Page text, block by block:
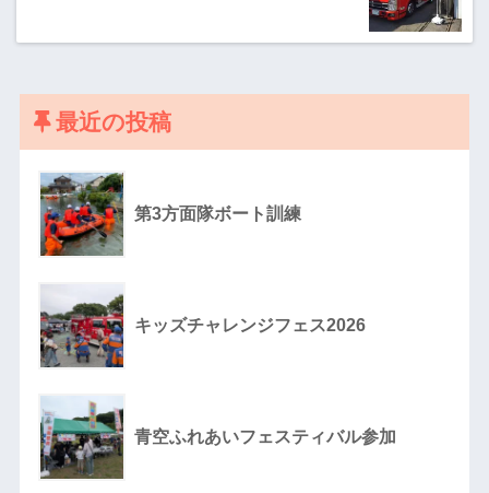
最近の投稿
第3方面隊ボート訓練
キッズチャレンジフェス2026
青空ふれあいフェスティバル参加